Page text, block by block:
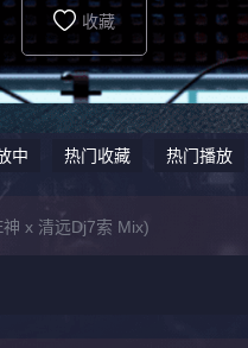
收藏
中 热门收藏 热门播放
x 清远Dj7索 Mix)